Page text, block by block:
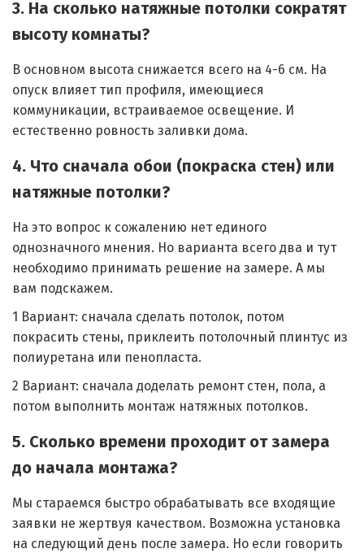
3. На сколько натяжные потолки сократят
высоту комнаты?
В основном высота снижается всего на 4-6 см. На
опуск влияет тип профиля, имеющиеся
коммуникации, встраиваемое освещение. И
естественно ровность заливки дома.
4. Что сначала обои (покраска стен) или
натяжные потолки?
На это вопрос к сожалению нет единого
однозначного мнения. Но варианта всего два и тут
необходимо принимать решение на замере. А мы
вам подскажем.
1 Вариант: сначала сделать потолок, потом
покрасить стены, приклеить потолочный плинтус из
полиуретана или пенопласта.
2 Вариант: сначала доделать ремонт стен, пола, а
потом выполнить монтаж натяжных потолков.
5. Сколько времени проходит от замера
до начала монтажа?
Мы стараемся быстро обрабатывать все входящие
заявки не жертвуя качеством. Возможна установка
на следующий день после замера. Но если говорить